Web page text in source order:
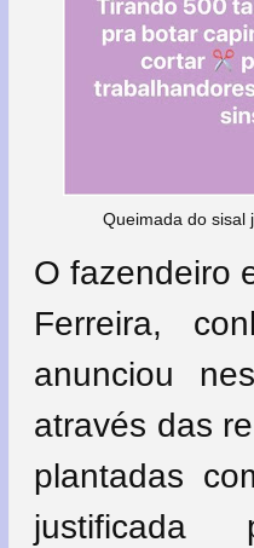
Queimada do sisal
O fazendeiro
Ferreira,
anunciou
através das
plantadas
justificada